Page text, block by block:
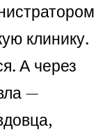
клинику.
А через
—